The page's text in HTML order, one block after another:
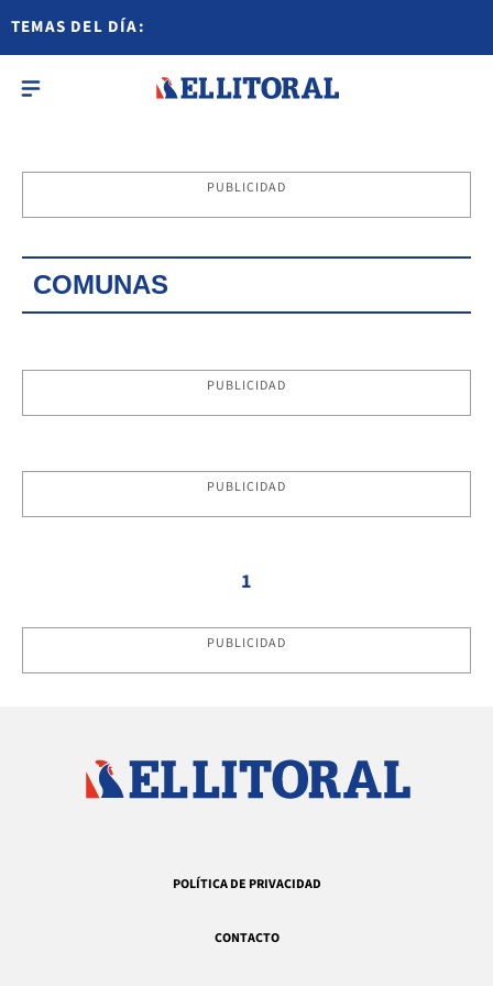
TEMAS DEL DÍA:
PUBLICIDAD
COMUNAS
PUBLICIDAD
PUBLICIDAD
1
PUBLICIDAD
POLÍTICA DE PRIVACIDAD
CONTACTO